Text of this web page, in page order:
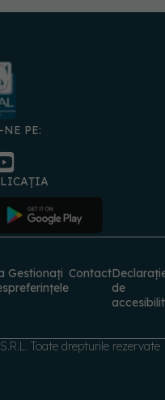
NE PE:
Gestionați
preferințele
Contact
de
Toate drepturile rezervate